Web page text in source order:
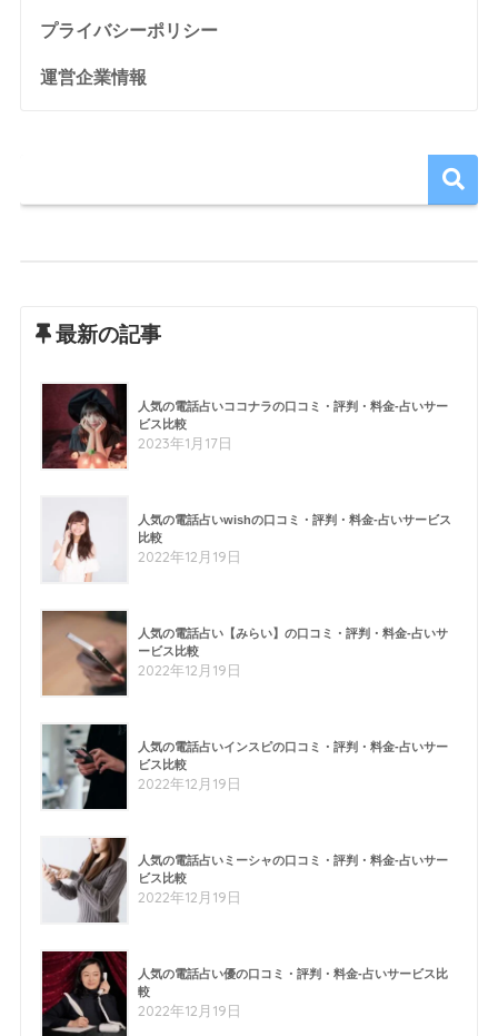
プライバシーポリシー
運営企業情報
最新の記事
人気の電話占いココナラの口コミ・評判・料金-占いサー
ビス比較
2023年1月17日
人気の電話占いwishの口コミ・評判・料金-占いサービス
比較
2022年12月19日
人気の電話占い【みらい】の口コミ・評判・料金-占いサ
ービス比較
2022年12月19日
人気の電話占いインスピの口コミ・評判・料金-占いサー
ビス比較
2022年12月19日
人気の電話占いミーシャの口コミ・評判・料金-占いサー
ビス比較
2022年12月19日
人気の電話占い優の口コミ・評判・料金-占いサービス比
較
2022年12月19日